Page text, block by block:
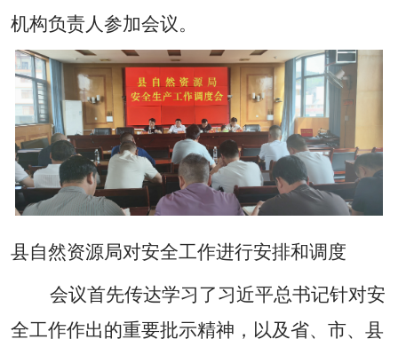
机构负责人参加会议。
县自然资源局对安全工作进行安排和调度
会议首先传达学习了习近平总书记针对安
全工作作出的重要批示精神，以及省、市、县